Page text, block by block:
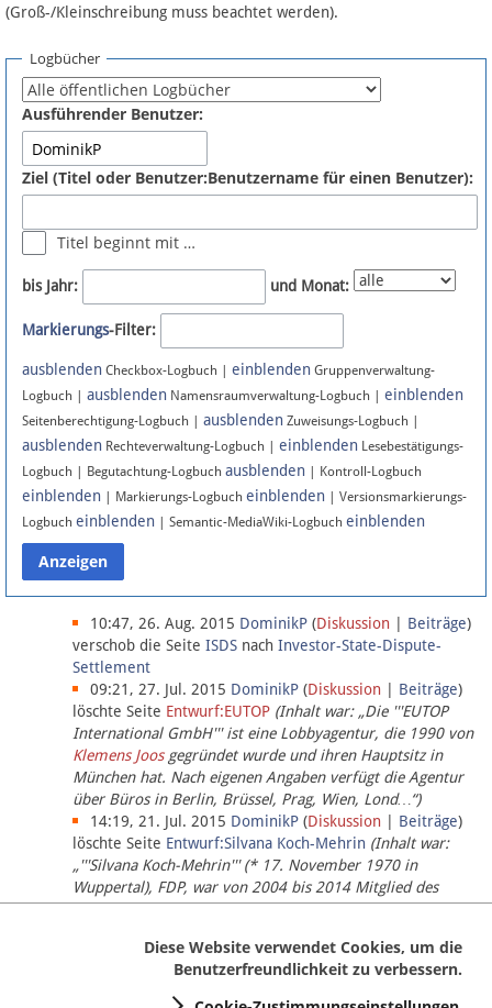
Fördermitglied werden
Fehler melden
Newsletter
Bluesky
Facebook
Instagram
Anmelden
Datenschutz
Über Lobbypedia
Impressum
(Groß-/Kleinschreibung muss beachtet werden).
Logbücher
Ausführender Benutzer:
Ziel (Titel oder Benutzer:Benutzername für einen Benutzer):
Titel beginnt mit …
bis Jahr: und Monat:
Markierungs-Filter:
ausblenden Checkbox-Logbuch | einblenden Gruppenverwaltung-
Logbuch | ausblenden Namensraumverwaltung-Logbuch | einblenden
Seitenberechtigung-Logbuch | ausblenden Zuweisungs-Logbuch |
ausblenden Rechteverwaltung-Logbuch | einblenden Lesebestätigungs-
Logbuch | Begutachtung-Logbuch ausblenden | Kontroll-Logbuch
einblenden | Markierungs-Logbuch einblenden | Versionsmarkierungs-
Logbuch einblenden | Semantic-MediaWiki-Logbuch einblenden
10:47, 26. Aug. 2015 DominikP (Diskussion Beiträge)
verschob die Seite ISDS nach Investor-State-Dispute-
Settlement
09:21, 27. Jul. 2015 DominikP (Diskussion Beiträge)
löschte Seite Entwurf:EUTOP (Inhalt war: „Die '''EUTOP
International GmbH''' ist eine Lobbyagentur, die 1990 von
Klemens Joosgegründet wurde und ihren Hauptsitz in
München hat. Nach eigenen Angaben verfügt die Agentur
über Büros in Berlin, Brüssel, Prag, Wien, Lond…“)
14:19, 21. Jul. 2015 DominikP (Diskussion Beiträge)
löschte Seite Entwurf:Silvana Koch-Mehrin (Inhalt war:
„'''Silvana Koch-Mehrin''' (* 17. November 1970 in
Wuppertal), FDP, war von 2004 bis 2014 Mitglied des
Europäischen Parlaments, seit November 2014 ist sie für
Diese Website verwendet Cookies, um die
Benutzerfreundlichkeit zu verbessern.